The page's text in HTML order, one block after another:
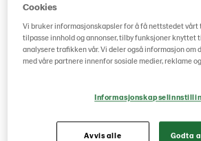
Dette trenger du:
200 gram lun chevre
200 gram syltet rødbeter
Cookies
Vi bruker informasjonskapsler for å få nettstedet vårt
tilpasse innhold og annonser, tilby funksjoner knyttet
analysere trafikken vår. Vi deler også informasjon om
med våre partnere innenfor sosiale medier, reklame
Avvis alle Godta